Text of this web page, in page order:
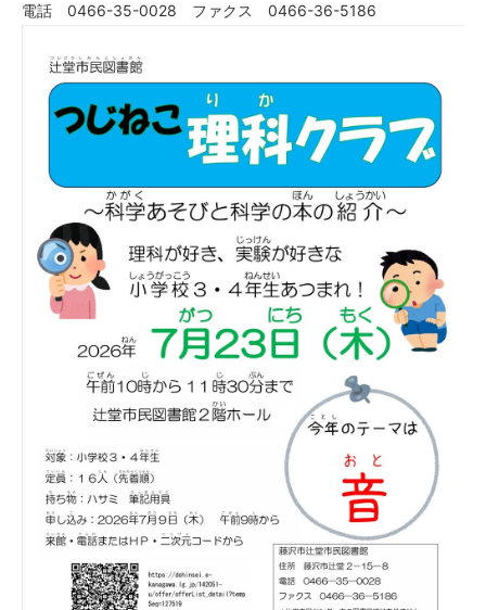
電話 0466-35-0028 ファクス 0466-36-5186